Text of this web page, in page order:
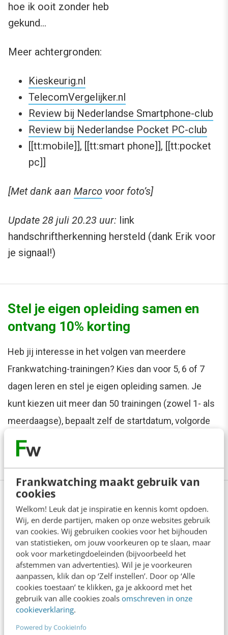
Frankwatching maakt gebruik van
cookies
Welkom! Leuk dat je inspiratie en kennis komt opdoen.
Wij, en derde partijen, maken op onze websites gebruik
van cookies. Wij gebruiken cookies voor het bijhouden
van statistieken, om jouw voorkeuren op te slaan, maar
ook voor marketingdoeleinden (bijvoorbeeld het
afstemmen van advertenties). Wil je je voorkeuren
aanpassen, klik dan op ‘Zelf instellen’. Door op ‘Alle
cookies toestaan’ te klikken, ga je akkoord met het
gebruik van alle cookies zoals omschreven in onze
cookieverklaring.
Powered by CookieInfo
hoe ik ooit zonder heb
gekund…
Meer achtergronden:
Kieskeurig.nl
TelecomVergelijker.nl
Review bij Nederlandse Smartphone-club
Review bij Nederlandse Pocket PC-club
[[tt:mobile]], [[tt:smart phone]], [[tt:pocket
pc]]
[Met dank aan Marco voor foto’s]
Update 28 juli 20.23 uur: link
handschriftherkenning hersteld (dank Erik voor
je signaal!)
Stel je eigen opleiding samen en
ontvang 10% korting
Heb jij interesse in het volgen van meerdere
Frankwatching-trainingen? Kies dan voor 5, 6 of 7
dagen leren en stel je eigen opleiding samen. Je
kunt kiezen uit meer dan 50 trainingen (zowel 1- als
meerdaagse), bepaalt zelf de startdatum, volgorde
en het tempo en ontvangt ook nog eens 10%
korting.
Anderen lezen ook
Reflecteer met AI: 5 vragen die je een betere
marketeer maken
3 min ·Kim Pot
Je merk opleveren? Waarom een PDF niet
5 min·Danny Verroen